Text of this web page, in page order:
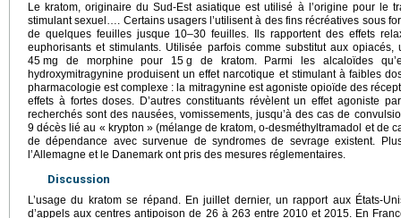
Le kratom, originaire du Sud-Est asiatique est utilisé à l’origine pour le
stimulant sexuel…. Certains usagers l’utilisent à des fins récréatives sous
de quelques feuilles jusque 10–30 feuilles. Ils rapportent des effets
euphorisants et stimulants. Utilisée parfois comme substitut aux
45 mg de morphine pour 15 g de kratom. Parmi les alcaloïdes
hydroxymitragynine produisent un effet narcotique et stimulant à faibles
pharmacologie est complexe : la mitragynine est agoniste opioïde des
effets à fortes doses. D’autres constituants révèlent un effet agoniste
recherchés sont des nausées, vomissements, jusqu’à des cas de
9 décès lié au « krypton » (mélange de kratom, o-desméthyltramadol et de
de dépendance avec survenue de syndromes de sevrage existent.
l’Allemagne et le Danemark ont pris des mesures réglementaires.
Discussion
L’usage du kratom se répand. En juillet dernier, un rapport aux États-
d’appels aux centres antipoison de 26 à 263 entre 2010 et 2015. En